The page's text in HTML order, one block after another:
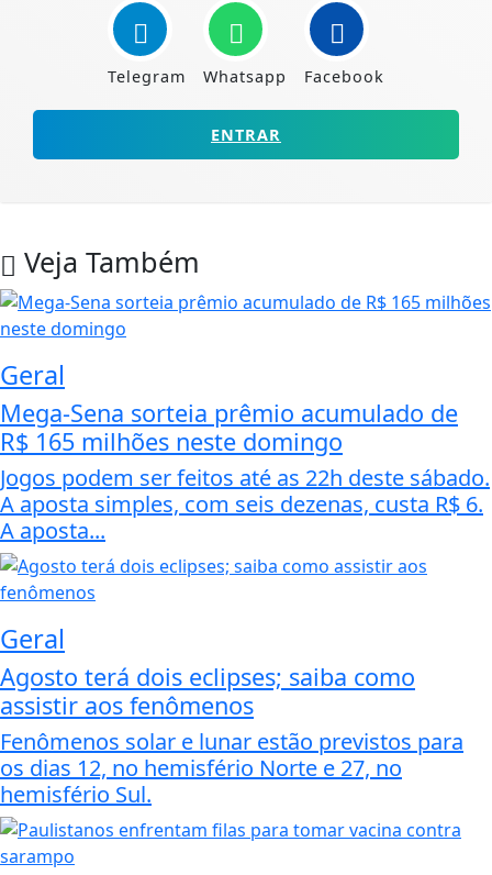
Telegram Whatsapp Facebook
ENTRAR
Veja Também
Geral
Mega-Sena sorteia prêmio acumulado de
R$ 165 milhões neste domingo
Jogos podem ser feitos até as 22h deste sábado.
A aposta simples, com seis dezenas, custa R$ 6.
A aposta...
Geral
Agosto terá dois eclipses; saiba como
assistir aos fenômenos
Fenômenos solar e lunar estão previstos para
os dias 12, no hemisfério Norte e 27, no
hemisfério Sul.